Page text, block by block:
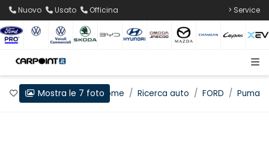
Nuovo Usato Officina > Service
Preferiti Home Ricerca auto FORD Puma
Mostra le 7 foto